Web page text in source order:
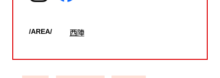
/AREA/ 西陣